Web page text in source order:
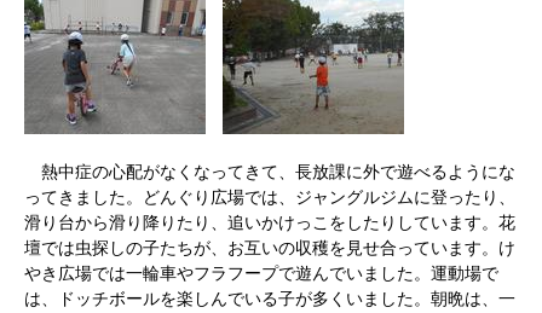
熱中症の心配がなくなってきて、長放課に外で遊べるようにな
ってきました。どんぐり広場では、ジャングルジムに登ったり、
滑り台から滑り降りたり、追いかけっこをしたりしています。花
壇では虫探しの子たちが、お互いの収穫を見せ合っています。け
やき広場では一輪車やフラフープで遊んでいました。運動場で
は、ドッチボールを楽しんでいる子が多くいました。朝晩は、一